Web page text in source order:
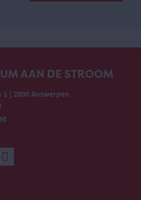
AAN DE STROOM
1 | 2000 Antwerpen